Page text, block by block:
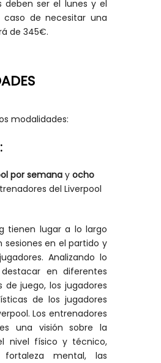
deben ser el lunes y el
caso de necesitar una
de 345€.
modalidades:
por semana y ocho
del Liverpool
tienen lugar a lo largo
en el partido y
Analizando lo
en diferentes
de juego, los jugadores
de los jugadores
Los entrenadores
una visión sobre la
nivel físico y técnico,
mental, las